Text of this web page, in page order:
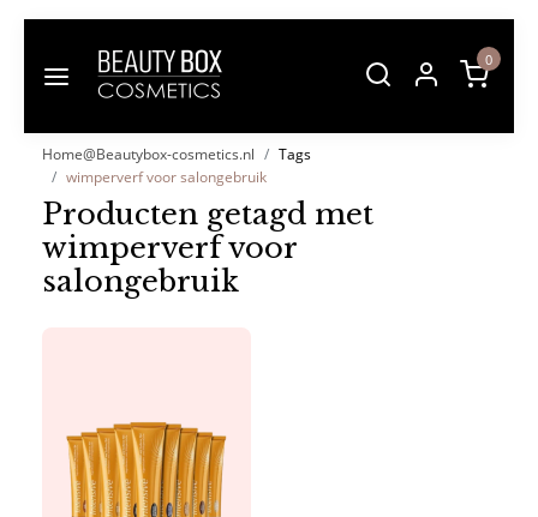
0
Home@Beautybox-cosmetics.nl
Tags
wimperverf voor salongebruik
Producten getagd met
wimperverf voor
salongebruik